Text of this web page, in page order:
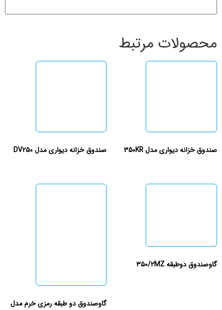
محصولات مرتبط
صندوق خزانه دیواری مدل 350KR صندوق خزانه دیواری مدل DV250
گاوصندوق دوطبقه ۳۵۰/۲MZ
گاوصندوق دو طبقه رمزی خرم مدل